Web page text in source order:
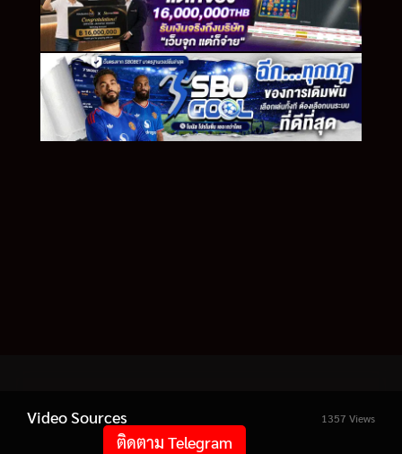
Video Sources 1357 Views
ติดตาม Telegram